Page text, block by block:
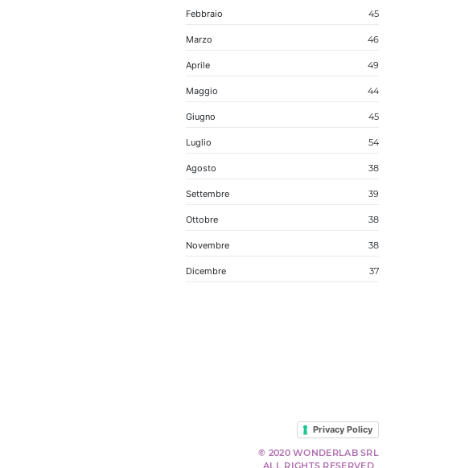
Febbraio 45
Marzo 46
Aprile 49
Maggio 44
Giugno 45
Luglio 54
Agosto 38
Settembre 39
Ottobre 38
Novembre 38
Dicembre 37
Privacy Policy
© 2020 WONDERLAB SRL
ALL RIGHTS RESERVED